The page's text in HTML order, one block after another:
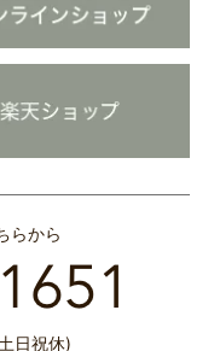
らから
日祝休)